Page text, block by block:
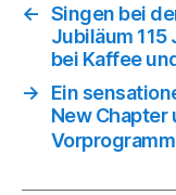
← Singen bei
Jubiläum
bei Kaffee
→
Ein
New Chapter